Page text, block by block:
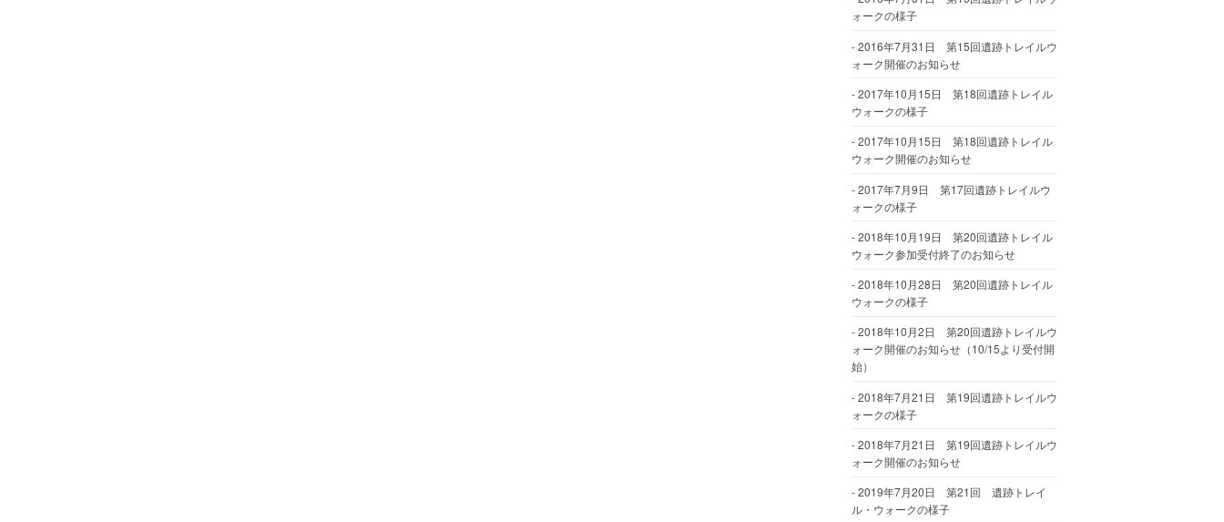
ォークの様子
2016年7月31日 第15回遺跡トレイルウ
ォーク開催のお知らせ
2017年10月15日 第18回遺跡トレイル
ウォークの様子
2017年10月15日 第18回遺跡トレイル
ウォーク開催のお知らせ
2017年7月9日 第17回遺跡トレイルウ
ォークの様子
2018年10月19日 第20回遺跡トレイル
ウォーク参加受付終了のお知らせ
2018年10月28日 第20回遺跡トレイル
ウォークの様子
2018年10月2日 第20回遺跡トレイルウ
ォーク開催のお知らせ（10/15より受付開
始）
2018年7月21日 第19回遺跡トレイルウ
ォークの様子
2018年7月21日 第19回遺跡トレイルウ
ォーク開催のお知らせ
2019年7月20日 第21回 遺跡トレイ
ル・ウォークの様子